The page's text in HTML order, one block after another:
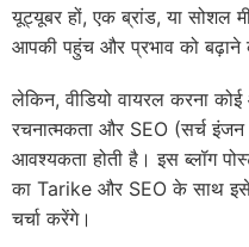
यूट्यूबर हों, एक ब्रांड, या सोशल
आपकी पहुंच और प्रभाव को बढ़ाने
लेकिन, वीडियो वायरल करना
रचनात्मकता और SEO (सर्च
आवश्यकता होती है। इस ब्लॉग
का Tarike और SEO के साथ इसे
चर्चा करेंगे।